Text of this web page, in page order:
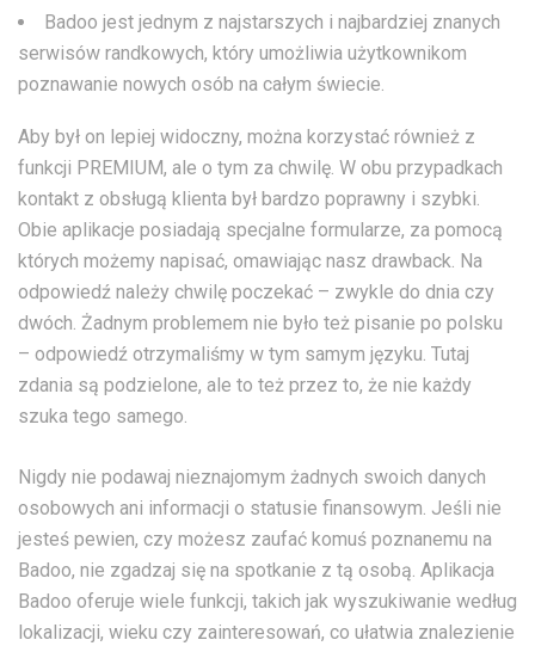
Badoo jest jednym z najstarszych i najbardziej znanych
serwisów randkowych, który umożliwia użytkownikom
poznawanie nowych osób na całym świecie.
Aby był on lepiej widoczny, można korzystać również z
funkcji PREMIUM, ale o tym za chwilę. W obu przypadkach
kontakt z obsługą klienta był bardzo poprawny i szybki.
Obie aplikacje posiadają specjalne formularze, za pomocą
których możemy napisać, omawiając nasz drawback. Na
odpowiedź należy chwilę poczekać – zwykle do dnia czy
dwóch. Żadnym problemem nie było też pisanie po polsku
– odpowiedź otrzymaliśmy w tym samym języku. Tutaj
zdania są podzielone, ale to też przez to, że nie każdy
szuka tego samego.
Nigdy nie podawaj nieznajomym żadnych swoich danych
osobowych ani informacji o statusie finansowym. Jeśli nie
jesteś pewien, czy możesz zaufać komuś poznanemu na
Badoo, nie zgadzaj się na spotkanie z tą osobą. Aplikacja
Badoo oferuje wiele funkcji, takich jak wyszukiwanie według
lokalizacji, wieku czy zainteresowań, co ułatwia znalezienie